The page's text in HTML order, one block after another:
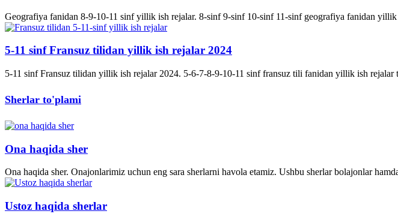
Geografiya fanidan 8-9-10-11 sinf yillik ish rejalar. 8-sinf 9-sinf 10-sinf 11-sinf geografiya fanidan
5-11 sinf Fransuz tilidan yillik ish rejalar 2024
5-11 sinf Fransuz tilidan yillik ish rejalar 2024. 5-6-7-8-9-10-11 sinf fransuz tili fanidan yillik ish
Sherlar to'plami
Ona haqida sher
Ona haqida sher. Onajonlarimiz uchun eng sara sherlarni havola etamiz. Ushbu sherlar bolajonlar
Ustoz haqida sherlar